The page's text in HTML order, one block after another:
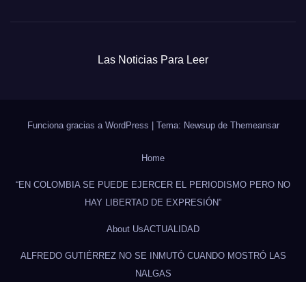
Las Noticias Para Leer
Funciona gracias a WordPress Tema: Newsup de Themeansar
Home
“EN COLOMBIA SE PUEDE EJERCER EL PERIODISMO PERO NO
HAY LIBERTAD DE EXPRESIÓN”
About UsACTUALIDAD
ALFREDO GUTIÉRREZ NO SE INMUTÓ CUANDO MOSTRÓ LAS
NALGAS